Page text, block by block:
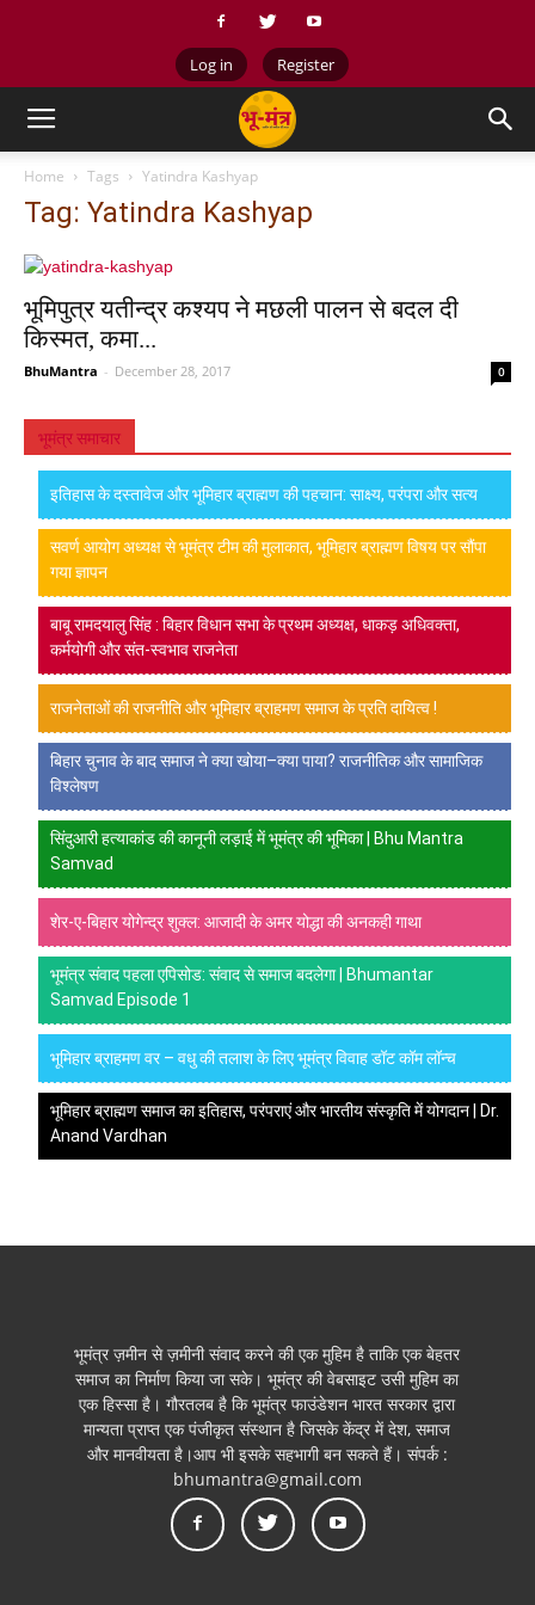
Log in Register
Home Tags Yatindra Kashyap
Tag: Yatindra Kashyap
भूमिपुत्र यतीन्द्र कश्यप ने मछली पालन से बदल दी
किस्मत, कमा...
BhuMantra - December 28, 2017 0
भूमंत्र समाचार
इतिहास के दस्तावेज और भूमिहार ब्राह्मण की पहचान: साक्ष्य, परंपरा और सत्य
सवर्ण आयोग अध्यक्ष से भूमंत्र टीम की मुलाकात, भूमिहार ब्राह्मण विषय पर सौंपा
गया ज्ञापन
बाबू रामदयालु सिंह : बिहार विधान सभा के प्रथम अध्यक्ष, धाकड़ अधिवक्ता,
कर्मयोगी और संत-स्वभाव राजनेता
राजनेताओं की राजनीति और भूमिहार ब्राहमण समाज के प्रति दायित्व !
बिहार चुनाव के बाद समाज ने क्या खोया–क्या पाया? राजनीतिक और सामाजिक
विश्लेषण
सिंदुआरी हत्याकांड की कानूनी लड़ाई में भूमंत्र की भूमिका | Bhu Mantra
Samvad
शेर-ए-बिहार योगेन्द्र शुक्ल: आजादी के अमर योद्धा की अनकही गाथा
भूमंत्र संवाद पहला एपिसोड: संवाद से समाज बदलेगा | Bhumantar
Samvad Episode 1
भूमिहार ब्राहमण वर – वधु की तलाश के लिए भूमंत्र विवाह डॉट कॉम लॉन्च
भूमिहार ब्राह्मण समाज का इतिहास, परंपराएं और भारतीय संस्कृति में योगदान | Dr.
Anand Vardhan
भूमंत्र ज़मीन से ज़मीनी संवाद करने की एक मुहिम है ताकि एक बेहतर
समाज का निर्माण किया जा सके। भूमंत्र की वेबसाइट उसी मुहिम का
एक हिस्सा है। गौरतलब है कि भूमंत्र फाउंडेशन भारत सरकार द्वारा
मान्यता प्राप्त एक पंजीकृत संस्थान है जिसके केंद्र में देश, समाज
और मानवीयता है।आप भी इसके सहभागी बन सकते हैं। संपर्क :
bhumantra@gmail.com